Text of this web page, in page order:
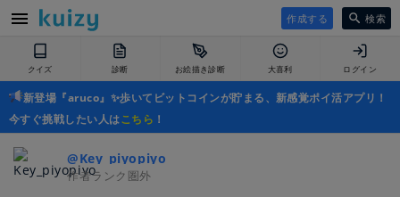
作成する 検索
クイズ 診断 お絵描き診断 大喜利 ログイン
新登場『aruco』✨歩いてビットコインが貯まる、新感覚ポイ活アプリ！
今すぐ挑戦したい人はこちら ！
@Key_piyopiyo
作者ランク圏外